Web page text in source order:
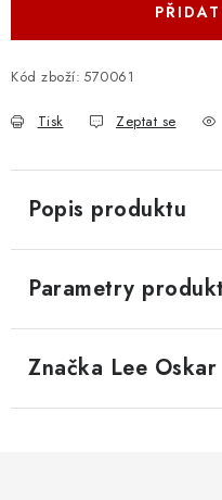
O E-SHOPU
ZÁSADY ZPRACOVÁNÍ
Kód zboží: 570061
Tisk Zeptat se
Popis produktu
Parametry
Značka Lee Oskar